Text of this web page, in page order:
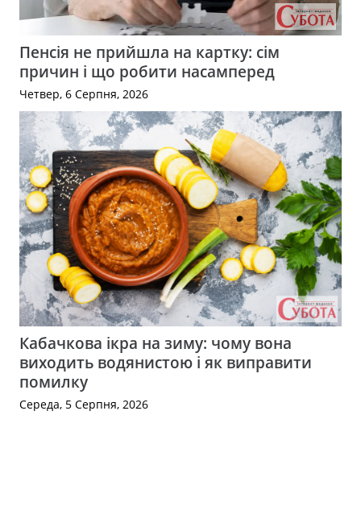
Пенсія не прийшла на картку: сім
причин і що робити насамперед
Четвер, 6 Серпня, 2026
Кабачкова ікра на зиму: чому вона
виходить водянистою і як виправити
помилку
Середа, 5 Серпня, 2026